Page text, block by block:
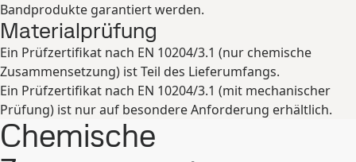
Bandprodukte garantiert werden.
Materialprüfung
Ein Prüfzertifikat nach EN 10204/3.1 (nur chemische
Zusammensetzung) ist Teil des Lieferumfangs.
Ein Prüfzertifikat nach EN 10204/3.1 (mit mechanischer
Prüfung) ist nur auf besondere Anforderung erhältlich.
Chemische